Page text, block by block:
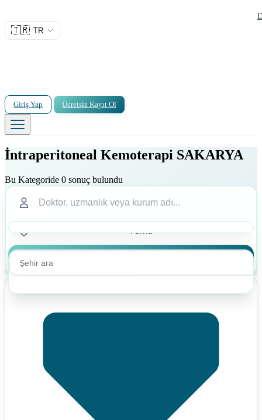
🇹🇷 TR
Giriş Yap Ücretsiz Kayıt Ol
İntraperitoneal Kemoterapi SAKARYA
Bu Kategoride 0 sonuç bulundu